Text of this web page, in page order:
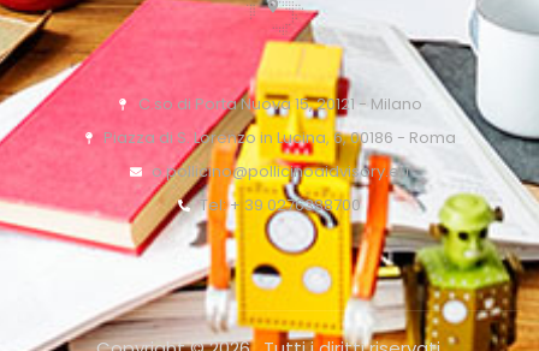
C.so di Porta Nuova 15, 20121 - Milano
Piazza di S. Lorenzo in Lucina, 6, 00186 - Roma
o.pollicino@pollicinoaidvisory.eu
Tel: + 39 0276388700